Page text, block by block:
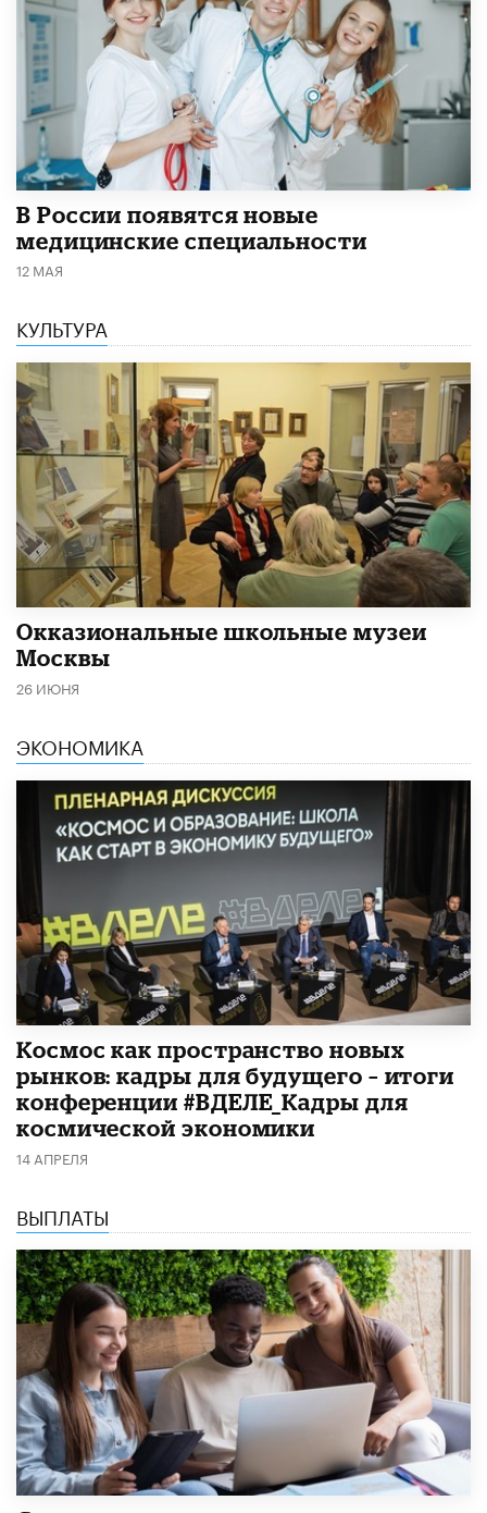
В России появятся новые
медицинские специальности
12 МАЯ
КУЛЬТУРА
​Окказиональные школьные музеи
Москвы
26 ИЮНЯ
ЭКОНОМИКА
Космос как пространство новых
рынков: кадры для будущего – итоги
конференции #ВДЕЛЕ_Кадры для
космической экономики
14 АПРЕЛЯ
ВЫПЛАТЫ